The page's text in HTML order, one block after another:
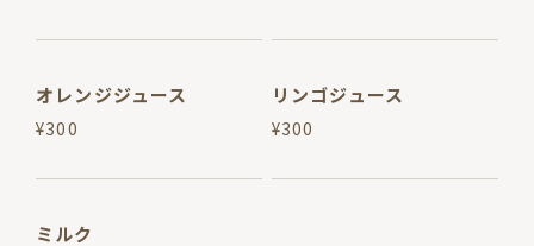
オレンジジュース
¥300
リンゴジュース
¥300
ミルク